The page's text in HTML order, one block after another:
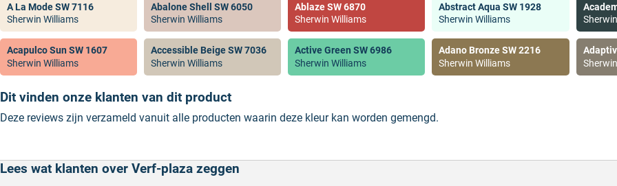
A La Mode SW 7116
Sherwin Williams
Abalone Shell SW 6050
Sherwin Williams
Ablaze SW 6870
Sherwin Williams
Abstract Aqua SW 1928
Sherwin Williams
Acapulco Sun SW 1607
Sherwin Williams
Accessible Beige SW 7036
Sherwin Williams
Active Green SW 6986
Sherwin Williams
Adano Bronze SW 2216
Sherwin Williams
Dit vinden onze klanten van dit product
Deze reviews zijn verzameld vanuit alle producten waarin deze kleur kan worden gemengd.
Lees wat klanten over Verf-plaza zeggen